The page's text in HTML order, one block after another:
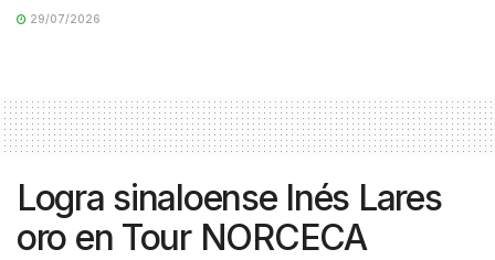
29/07/2026
Logra sinaloense Inés Lares
oro en Tour NORCECA